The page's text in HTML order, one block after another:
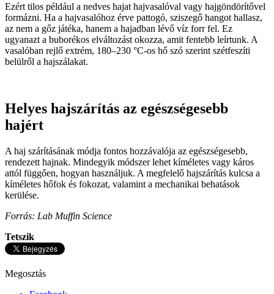
Ezért tilos például a nedves hajat hajvasalóval vagy hajgöndörítővel
formázni. Ha a hajvasalóhoz érve pattogó, sziszegő hangot hallasz,
az nem a gőz játéka, hanem a hajadban lévő víz forr fel. Ez
ugyanazt a buborékos elváltozást okozza, amit fentebb leírtunk. A
vasalóban rejlő extrém, 180–230 °C-os hő szó szerint szétfeszíti
belülről a hajszálakat.
Helyes hajszárítás az egészségesebb
hajért
A haj szárításának módja fontos hozzávalója az egészségesebb,
rendezett hajnak. Mindegyik módszer lehet kíméletes vagy káros
attól függően, hogyan használjuk. A megfelelő hajszárítás kulcsa a
kíméletes hőfok és fokozat, valamint a mechanikai behatások
kerülése.
Forrás: Lab Muffin Science
Tetszik
Megosztás